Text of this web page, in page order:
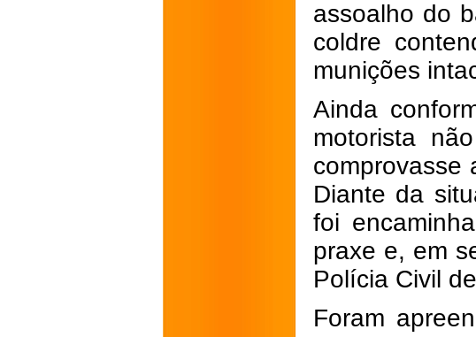
assoalho do
coldre
munições
Ainda
motorista
comprovasse
Diante da
foi
praxe e, em
Polícia Civil
Foram